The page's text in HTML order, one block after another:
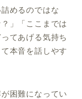
めるのではな
」「ここまでは
てあげる気持ち
本音を話しやす
困難になってい